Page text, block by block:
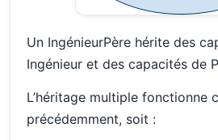
Un IngénieurPère hérite des
Ingénieur et des capacités de
L’héritage multiple fonctionne
précédemment, soit :